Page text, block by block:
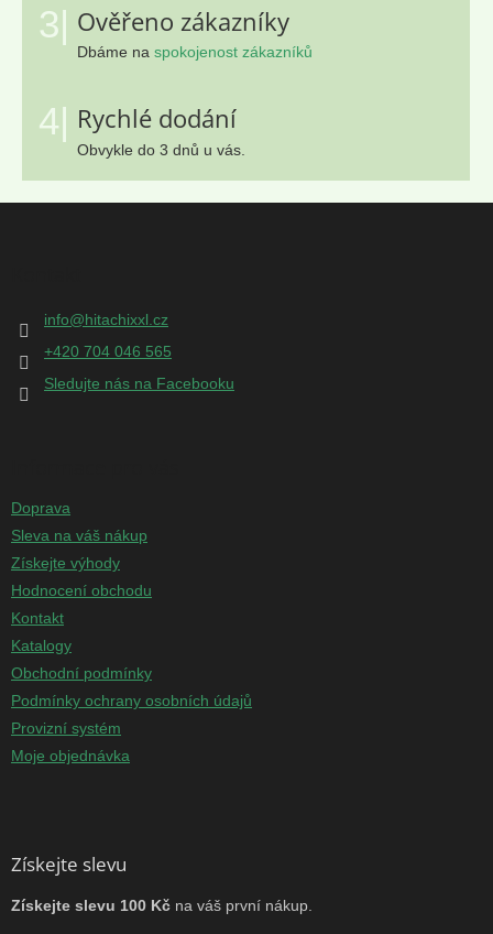
3| Ověřeno zákazníky
Dbáme na spokojenost zákazníků
4| Rychlé dodání
Obvykle do 3 dnů u vás.
Z
info@hitachixxl.cz
+420 704 046 565
Sledujte nás na Facebooku
Doprava
Sleva na váš nákup
Získejte výhody
Hodnocení obchodu
Kontakt
Katalogy
Obchodní podmínky
Podmínky ochrany osobních údajů
Provizní systém
Moje objednávka
Získejte slevu
Získejte slevu 100 Kč na váš první nákup.